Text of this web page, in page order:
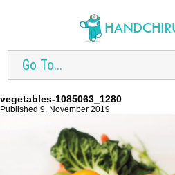
Go To...
vegetables-1085063_1280
Published 9. November 2019